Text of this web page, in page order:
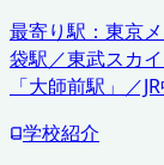
最寄り駅： 東京
袋駅／東武スカ
「大師前駅」／
学校紹介